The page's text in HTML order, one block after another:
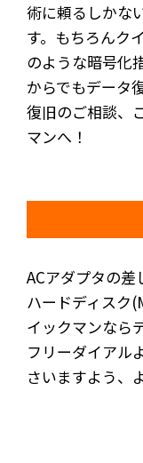
術に頼るしかな
す。もちろんク
のような暗号化
からでもデータ
復旧のご相談、
マンへ！
ACアダプタの
ハードディスク
イックマンなら
フリーダイアル
さいますよう、